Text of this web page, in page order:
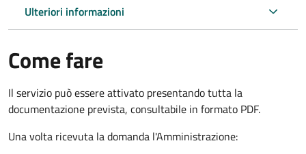
Ulteriori informazioni
Come fare
Il servizio può essere attivato presentando tutta la
documentazione prevista, consultabile in formato PDF.
Una volta ricevuta la domanda l'Amministrazione: